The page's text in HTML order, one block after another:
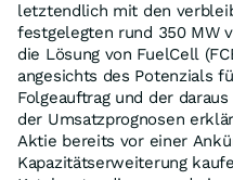
letztendlich mit den
festgelegten rund 350 MW
die Lösung von FuelCell
angesichts des Potenzials
Folgeauftrag und der
der Umsatzprognosen
Aktie bereits vor einer
Kapazitätserweiterung